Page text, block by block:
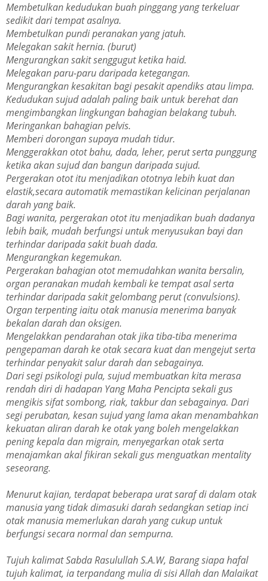
Membetulkan kedudukan buah pinggang yang terkeluar
sedikit dari tempat asalnya.
Membetulkan pundi peranakan yang jatuh.
Melegakan sakit hernia. (burut)
Mengurangkan sakit senggugut ketika haid.
Melegakan paru-paru daripada ketegangan.
Mengurangkan kesakitan bagi pesakit apendiks atau limpa.
Kedudukan sujud adalah paling baik untuk berehat dan
mengimbangkan lingkungan bahagian belakang tubuh.
Meringankan bahagian pelvis.
Memberi dorongan supaya mudah tidur.
Menggerakkan otot bahu, dada, leher, perut serta punggung
ketika akan sujud dan bangun daripada sujud.
Pergerakan otot itu menjadikan ototnya lebih kuat dan
elastik,secara automatik memastikan kelicinan perjalanan
darah yang baik.
Bagi wanita, pergerakan otot itu menjadikan buah dadanya
lebih baik, mudah berfungsi untuk menyusukan bayi dan
terhindar daripada sakit buah dada.
Mengurangkan kegemukan.
Pergerakan bahagian otot memudahkan wanita bersalin,
organ peranakan mudah kembali ke tempat asal serta
terhindar daripada sakit gelombang perut (convulsions).
Organ terpenting iaitu otak manusia menerima banyak
bekalan darah dan oksigen.
Mengelakkan pendarahan otak jika tiba-tiba menerima
pengepaman darah ke otak secara kuat dan mengejut serta
terhindar penyakit salur darah dan sebagainya.
Dari segi psikologi pula, sujud membuatkan kita merasa
rendah diri di hadapan Yang Maha Pencipta sekali gus
mengikis sifat sombong, riak, takbur dan sebagainya. Dari
segi perubatan, kesan sujud yang lama akan menambahkan
kekuatan aliran darah ke otak yang boleh mengelakkan
pening kepala dan migrain, menyegarkan otak serta
menajamkan akal fikiran sekali gus menguatkan mentality
seseorang.
Menurut kajian, terdapat beberapa urat saraf di dalam otak
manusia yang tidak dimasuki darah sedangkan setiap inci
otak manusia memerlukan darah yang cukup untuk
berfungsi secara normal dan sempurna.
Tujuh kalimat Sabda Rasulullah S.A.W, Barang siapa hafal
tujuh kalimat, ia terpandang mulia di sisi Allah dan Malaikat